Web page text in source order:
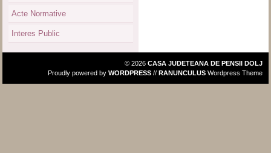
Acte Normative
Interes Public
© 2026 CASA JUDETEANA DE PENSII DOLJ
Proudly powered by WORDPRESS // RANUNCULUS Wordpress Theme